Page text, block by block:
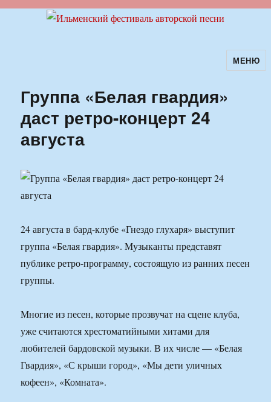
Ильменский фестиваль авторскойМЕНЮ
Группа «Белая гвардия»
даст ретро-концерт 24
августа
24 августа в бард-клубе «Гнездо глухаря» выступит
группа «Белая гвардия». Музыканты представят
публике ретро-программу, состоящую из ранних песен
группы.
Многие из песен, которые прозвучат на сцене клуба,
уже считаются хрестоматийными хитами для
любителей бардовской музыки. В их числе — «Белая
Гвардия», «С крыши город», «Мы дети уличных
кофеен», «Комната».